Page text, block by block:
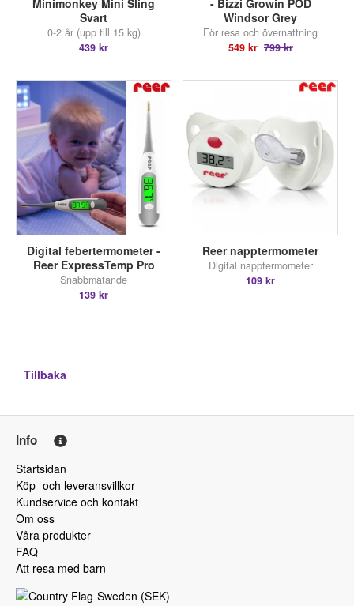
Minimonkey Mini Sling
Svart
0-2 år (upp till 15 kg)
439 kr
- Bizzi Growin POD
Windsor Grey
För resa och övernattning
549 kr 799 kr
Digital febertermometer -
Reer ExpressTemp Pro
Snabbmätande
139 kr
Reer napptermometer
Digital napptermometer
109 kr
Tillbaka
Info
Startsidan
Köp- och leveransvillkor
Kundservice och kontakt
Om oss
Våra produkter
FAQ
Att resa med barn
Sweden (SEK)